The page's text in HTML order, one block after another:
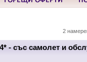
2
със самолет и